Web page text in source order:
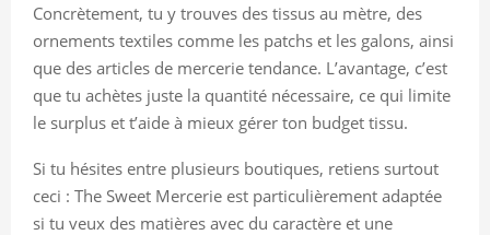
Concrètement, tu y trouves des tissus au mètre, des
ornements textiles comme les patchs et les galons, ainsi
que des articles de mercerie tendance. L’avantage, c’est
que tu achètes juste la quantité nécessaire, ce qui limite
le surplus et t’aide à mieux gérer ton budget tissu.
Si tu hésites entre plusieurs boutiques, retiens surtout
ceci : The Sweet Mercerie est particulièrement adaptée
si tu veux des matières avec du caractère et une